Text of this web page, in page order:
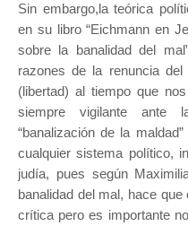
Sin embargo,la teórica
en su libro “Eichmann en
sobre la banalidad del
razones de la renuncia
(libertad) al tiempo que
siempre vigilante ante
“banalización de la
cualquier sistema político,
judía, pues según
banalidad del mal, hace
crítica pero es importante